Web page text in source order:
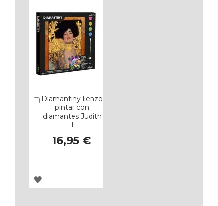
FAVORITOS
Diamantiny lienzo
pintar con
diamantes Judith
16,95 €
Añadir
AGREGAR